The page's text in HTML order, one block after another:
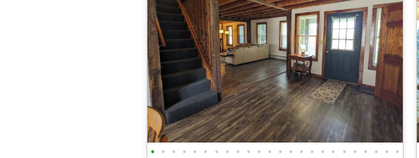
• • • • • • • • • • • • • • • • • • • • • • • •